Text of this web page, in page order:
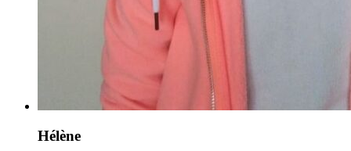
Hélène